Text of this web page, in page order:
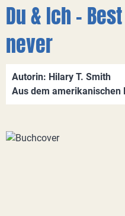
Du & Ich –
never
Autorin: Hilary T. Smith
Aus dem amerikanischen